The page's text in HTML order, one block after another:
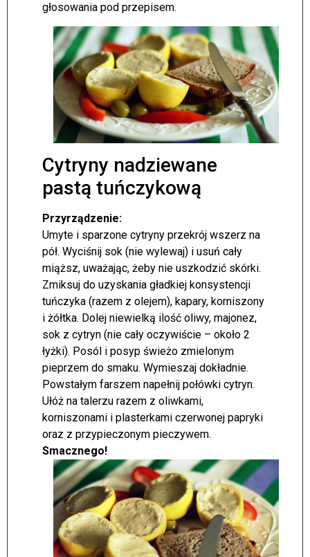
głosowania pod przepisem.
Cytryny nadziewane
pastą tuńczykową
Przyrządzenie:
Umyte i sparzone cytryny przekrój wszerz na
pół. Wyciśnij sok (nie wylewaj) i usuń cały
miąższ, uważając, żeby nie uszkodzić skórki.
Zmiksuj do uzyskania gładkiej konsystencji
tuńczyka (razem z olejem), kapary, korniszony
i żółtka. Dolej niewielką ilość oliwy, majonez,
sok z cytryn (nie cały oczywiście – około 2
łyżki). Posól i posyp świeżo zmielonym
pieprzem do smaku. Wymieszaj dokładnie.
Powstałym farszem napełnij połówki cytryn.
Ułóż na talerzu razem z oliwkami,
korniszonami i plasterkami czerwonej papryki
oraz z przypieczonym pieczywem.
Smacznego!